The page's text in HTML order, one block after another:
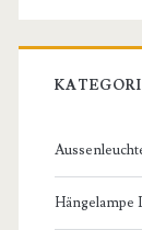
Hängelampe